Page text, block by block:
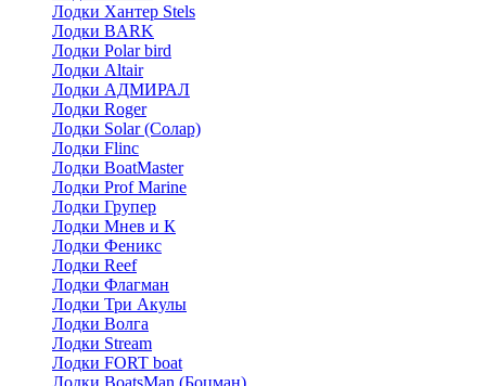
Лодки Хантер Stels
Лодки BARK
Лодки Polar bird
Лодки Altair
Лодки АДМИРАЛ
Лодки Roger
Лодки Solar (Солар)
Лодки Flinc
Лодки BoatMaster
Лодки Prof Marine
Лодки Групер
Лодки Мнев и К
Лодки Феникс
Лодки Reef
Лодки Флагман
Лодки Три Акулы
Лодки Волга
Лодки Stream
Лодки FORT boat
Лодки BoatsMan (Боцман)